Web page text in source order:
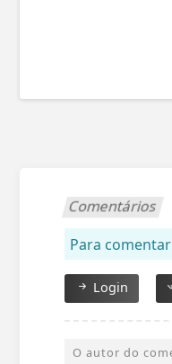
Comentários
Para
Login
O autor do